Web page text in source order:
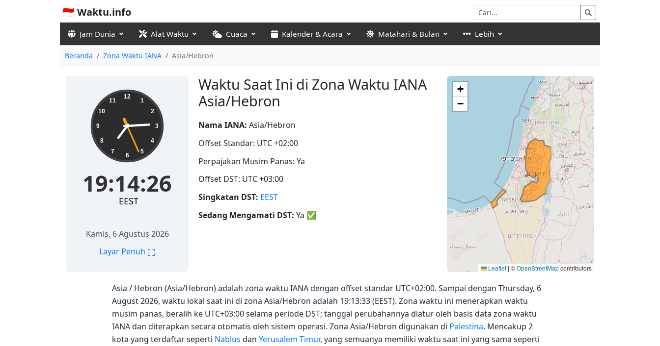
🇮🇩 Waktu.info
Jam Dunia Alat Waktu Cuaca Kalender & Acara Matahari & Bulan Lebih
Beranda Zona Waktu IANA Asia/Hebron
Waktu Saat Ini di Zona Waktu IANA
Asia/Hebron
19:14:27 12
1
2
3
4
5
6
7
8
9
10
11
19:14:27
EEST
Kamis, 6 Agustus 2026
Layar Penuh ⛶
Nama IANA: Asia/Hebron
Offset Standar: UTC +02:00
Perpajakan Musim Panas: Ya
Offset DST: UTC +03:00
Singkatan DST: EEST
Sedang Mengamati DST: Ya ✅
+
−
Leaflet | ©OpenStreetMapcontributors
Asia / Hebron (Asia/Hebron) adalah zona waktu IANA dengan offset standar UTC+02:00. Sampai dengan Thursday, 6
August 2026, waktu lokal saat ini di zona Asia/Hebron adalah 19:13:33 (EEST). Zona waktu ini menerapkan waktu
musim panas, beralih ke UTC+03:00 selama periode DST; tanggal perubahannya diatur oleh basis data zona waktu
IANA dan diterapkan secara otomatis oleh sistem operasi. Zona Asia/Hebron digunakan di Palestina. Mencakup 2
kota yang terdaftar seperti Nablus dan Yerusalem Timur, yang semuanya memiliki waktu saat ini yang sama seperti